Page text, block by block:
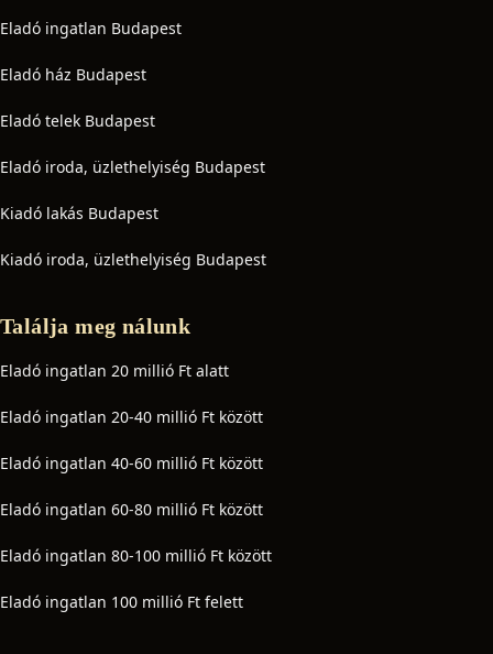
Eladó ingatlan Budapest
Eladó ház Budapest
Eladó telek Budapest
Eladó iroda, üzlethelyiség Budapest
Kiadó lakás Budapest
Kiadó iroda, üzlethelyiség Budapest
Találja meg nálunk
Eladó ingatlan 20 millió Ft alatt
Eladó ingatlan 20-40 millió Ft között
Eladó ingatlan 40-60 millió Ft között
Eladó ingatlan 60-80 millió Ft között
Eladó ingatlan 80-100 millió Ft között
Eladó ingatlan 100 millió Ft felett